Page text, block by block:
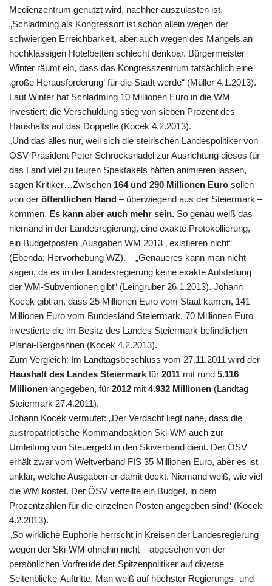
Medienzentrum genutzt wird, nachher auszulasten ist.
„Schladming als Kongressort ist schon allein wegen der
schwierigen Erreichbarkeit, aber auch wegen des Mangels an
hochklassigen Hotelbetten schlecht denkbar. Bürgermeister
Winter räumt ein, dass das Kongresszentrum tatsächlich eine
‚große Herausforderung‘ für die Stadt werde“ (Müller 4.1.2013).
Laut Winter hat Schladming 10 Millionen Euro in die WM
investiert; die Verschuldung stieg von sieben Prozent des
Haushalts auf das Doppelte (Kocek 4.2.2013).
„Und das alles nur, weil sich die steirischen Landespolitiker von
ÖSV-Präsident Peter Schröcksnadel zur Ausrichtung dieses für
das Land viel zu teuren Spektakels hätten animieren lassen,
sagen Kritiker…Zwischen 164 und 290 Millionen Euro sollen
von der öffentlichen Hand – überwiegend aus der Steiermark –
kommen. Es kann aber auch mehr sein. So genau weiß das
niemand in der Landesregierung, eine exakte Protokollierung,
ein Budgetposten ‚Ausgaben WM 2013 ‚ existieren nicht“
(Ebenda; Hervorhebung WZ). – „Genaueres kann man nicht
sagen, da es in der Landesregierung keine exakte Aufstellung
der WM-Subventionen gibt“ (Leingruber 26.1.2013). Johann
Kocek gibt an, dass 25 Millionen Euro vom Staat kamen, 141
Millionen Euro vom Bundesland Steiermark. 70 Millionen Euro
investierte die im Besitz des Landes Steiermark befindlichen
Planai-Bergbahnen (Kocek 4.2.2013).
Zum Vergleich: Im Landtagsbeschluss vom 27.11.2011 wird der
Haushalt des Landes Steiermark für 2011 mit rund 5.116
Millionen angegeben, für 2012 mit 4.932 Millionen (Landtag
Steiermark 27.4.2011).
Johann Kocek vermutet: „Der Verdacht liegt nahe, dass die
austropatriotische Kommandoaktion Ski-WM auch zur
Umleitung von Steuergeld in den Skiverband dient. Der ÖSV
erhält zwar vom Weltverband FIS 35 Millionen Euro, aber es ist
unklar, welche Ausgaben er damit deckt. Niemand weiß, wie viel
die WM kostet. Der ÖSV verteilte ein Budget, in dem
Prozentzahlen für die einzelnen Posten angegeben sind“ (Kocek
4.2.2013).
„So wirkliche Euphorie herrscht in Kreisen der Landesregierung
wegen der Ski-WM ohnehin nicht – abgesehen von der
persönlichen Vorfreude der Spitzenpolitiker auf diverse
Seitenblicke-Auftritte. Man weiß auf höchster Regierungs- und